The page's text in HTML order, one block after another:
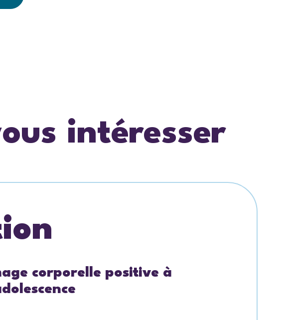
intéresser
corporelle positive à